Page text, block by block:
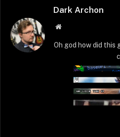
Dark Archon
Strona
Oh god how did this